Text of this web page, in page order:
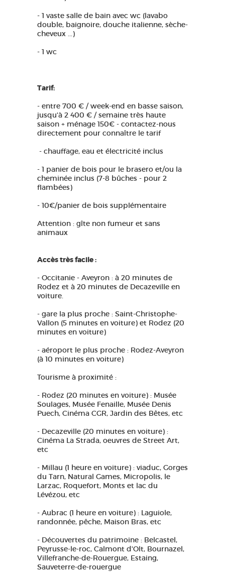
- 1 vaste salle de bain avec wc (lavabo
double, baignoire, douche italienne, sèche-
cheveux ...)
- 1 wc
Tarif:
- entre 700 € / week-end en basse saison,
jusqu'à 2 400 € / semaine très haute
saison + ménage 150€ - contactez-nous
directement pour connaître le tarif
- chauffage, eau et électricité inclus
- 1 panier de bois pour le brasero et/ou la
cheminée inclus (7-8 bûches - pour 2
flambées)
- 10€/panier de bois supplémentaire
Attention : gîte non fumeur et sans
animaux
Accès très facile :
- Occitanie - Aveyron : à 20 minutes de
Rodez et à 20 minutes de Decazeville en
voiture.
- gare la plus proche : Saint-Christophe-
Vallon (5 minutes en voiture) et Rodez (20
minutes en voiture)
- aéroport le plus proche : Rodez-Aveyron
(à 10 minutes en voiture)
Tourisme à proximité :
- Rodez (20 minutes en voiture) : Musée
Soulages, Musée Fenaille, Musée Denis
Puech, Cinéma CGR, Jardin des Bêtes, etc
- Decazeville (20 minutes en voiture) :
Cinéma La Strada, oeuvres de Street Art,
etc
- Millau (1 heure en voiture) : viaduc, Gorges
du Tarn, Natural Games, Micropolis, le
Larzac, Roquefort, Monts et lac du
Lévézou, etc
- Aubrac (1 heure en voiture) : Laguiole,
randonnée, pêche, Maison Bras, etc
- Découvertes du patrimoine : Belcastel,
Peyrusse-le-roc, Calmont d'Olt, Bournazel,
Villefranche-de-Rouergue, Estaing,
Sauveterre-de-rouergue